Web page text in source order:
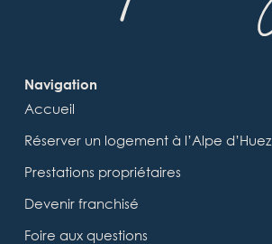
Navigation
Accueil
Réserver un logement à l’Alpe d’Huez
Prestations propriétaires
Devenir franchisé
Foire aux questions